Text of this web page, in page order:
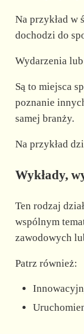
Na przykład w
dochodzi do
Wydarzenia
Są to miejsca
poznanie
samej branży.
Na przykład
Wykłady,
Ten rodzaj
wspólnym
zawodowych
Patrz również: